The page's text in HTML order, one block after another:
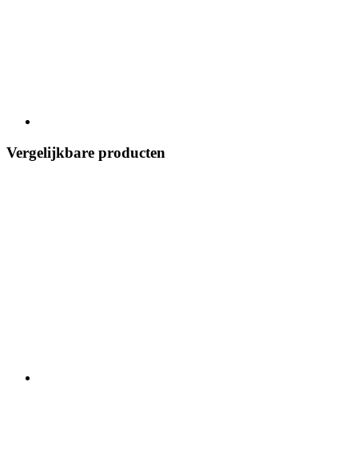
Vergelijkbare producten